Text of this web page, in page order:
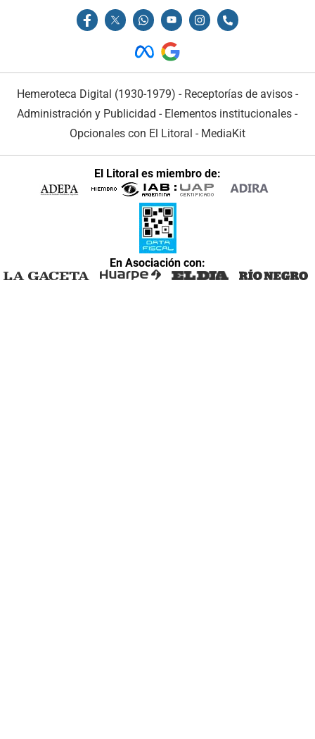
Hemeroteca Digital (1930-1979) - Receptorías de avisos -
Administración y Publicidad - Elementos institucionales -
Opcionales con El Litoral - MediaKit
El Litoral es miembro de:
En Asociación con: